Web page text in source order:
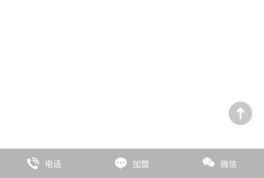
电话 加盟 微信